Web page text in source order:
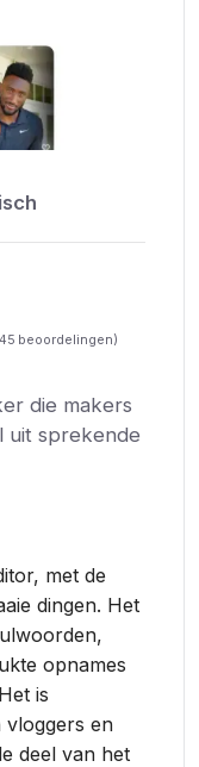
45 beoordelingen)
die makers
uit sprekende
met de
dingen. Het
opnames
is
en
deel van het